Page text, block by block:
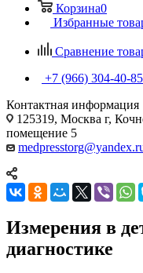
Корзина0
Избранные
Сравнение
+7 (966) 304-40-85
Контактная информация
125319, Москва г,
помещение 5
Измерения в
диагностике